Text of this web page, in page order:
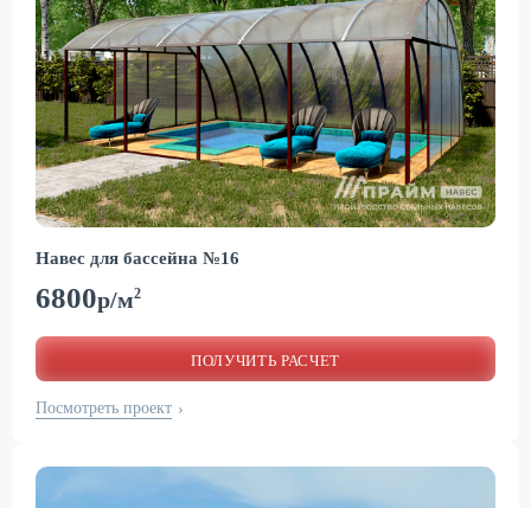
Навес для бассейна №16
6800р/м2
ПОЛУЧИТЬ РАСЧЕТ
Посмотреть проект ›